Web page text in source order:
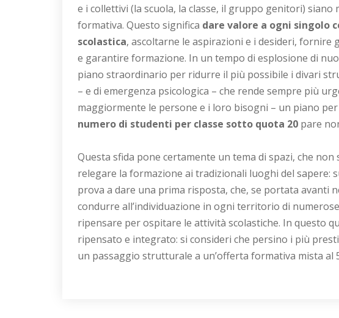
e i collettivi (la scuola, la classe, il gruppo genitori) siano
formativa. Questo significa dare valore a ogni singolo
scolastica, ascoltarne le aspirazioni e i desideri,
e garantire formazione. In un tempo di esplosione di
piano straordinario per ridurre il più possibile i divari
– e di emergenza psicologica – che rende sempre più
maggiormente le persone e i loro bisogni – un piano per
numero di studenti per classe sotto quota 20 pare
Questa sfida pone certamente un tema di spazi, che
relegare la formazione ai tradizionali luoghi del sapere:
prova a dare una prima risposta, che, se portata avanti
condurre all’individuazione in ogni territorio di
ripensare per ospitare le attività scolastiche. In questo
ripensato e integrato: si consideri che persino i più
un passaggio strutturale a un’offerta formativa mista al